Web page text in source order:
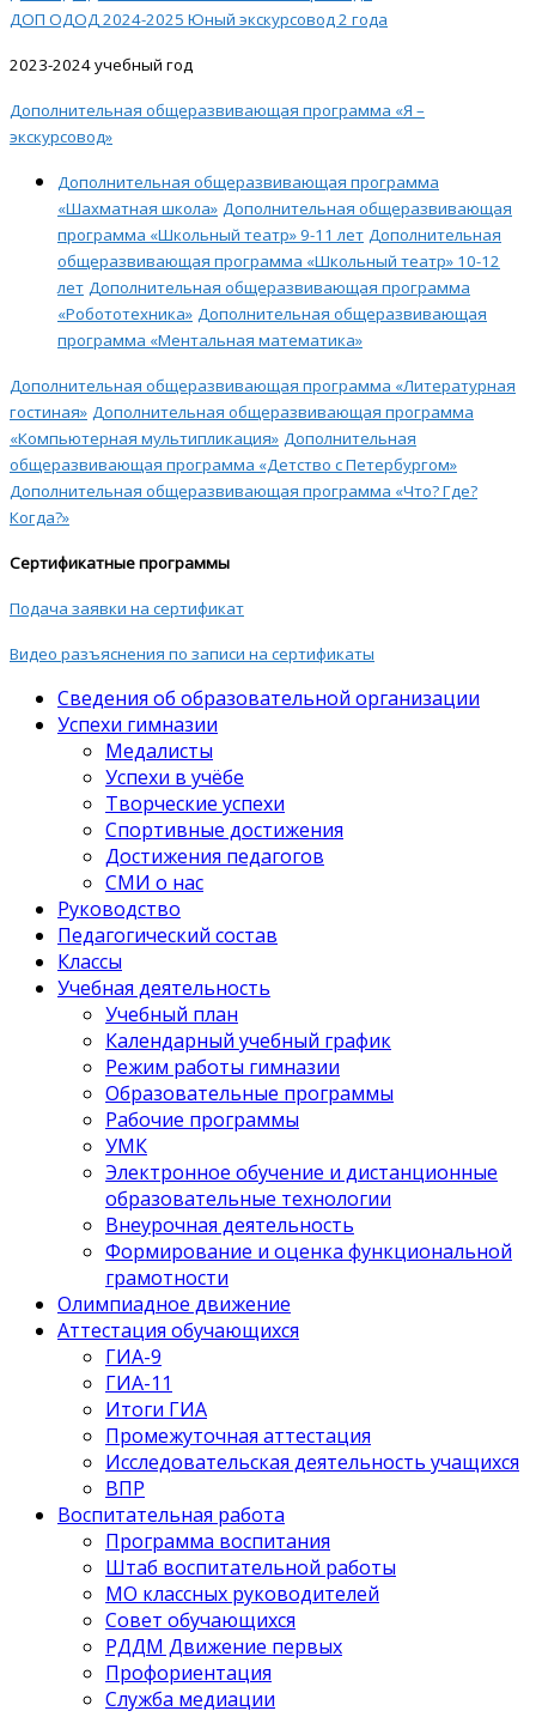
ДОП ОДОД 2024-2025 Юный экскурсовод 2 года
2023-2024 учебный год
Дополнительная общеразвивающая программа «Я –
экскурсовод»
Дополнительная общеразвивающая программа
«Шахматная школа» Дополнительная общеразвивающая
программа «Школьный театр» 9-11 лет Дополнительная
общеразвивающая программа «Школьный театр» 10-12
лет Дополнительная общеразвивающая программа
«Робототехника» Дополнительная общеразвивающая
программа «Ментальная математика»
Дополнительная общеразвивающая программа «Литературная
гостиная» Дополнительная общеразвивающая программа
«Компьютерная мультипликация» Дополнительная
общеразвивающая программа «Детство с Петербургом»
Дополнительная общеразвивающая программа «Что? Где?
Когда?»
Сертификатные программы
Подача заявки на сертификат
Видео разъяснения по записи на сертификаты
Сведения об образовательной организации
Успехи гимназии
Медалисты
Успехи в учёбе
Творческие успехи
Спортивные достижения
Достижения педагогов
СМИ о нас
Руководство
Педагогический состав
Классы
Учебная деятельность
Учебный план
Календарный учебный график
Режим работы гимназии
Образовательные программы
Рабочие программы
УМК
Электронное обучение и дистанционные
образовательные технологии
Внеурочная деятельность
Формирование и оценка функциональной
грамотности
Олимпиадное движение
Аттестация обучающихся
ГИА-9
ГИА-11
Итоги ГИА
Промежуточная аттестация
Исследовательская деятельность учащихся
ВПР
Воспитательная работа
Программа воспитания
Штаб воспитательной работы
МО классных руководителей
Совет обучающихся
РДДМ Движение первых
Профориентация
Служба медиации